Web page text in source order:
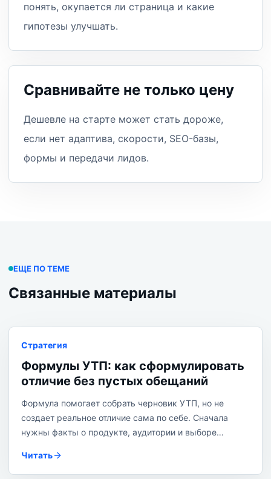
понять, окупается ли страница и какие
гипотезы улучшать.
Сравнивайте не только цену
Дешевле на старте может стать дороже,
если нет адаптива, скорости, SEO-базы,
формы и передачи лидов.
ЕЩЕ ПО ТЕМЕ
Связанные материалы
Стратегия
Формулы УТП: как сформулировать
отличие без пустых обещаний
Формула помогает собрать черновик УТП, но не
создает реальное отличие сама по себе. Сначала
нужны факты о продукте, аудитории и выборе
можно подтвердить на странице.
Читать